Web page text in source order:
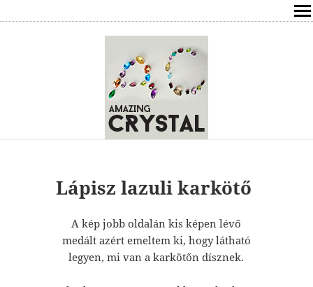
ÍRÁSOK
ÁSVÁNYOK HATÁSAI
ELÉRHETŐSÉG
FREE
Lápisz lazuli karkötő
A kép jobb oldalán kis képen lévő
medált azért emeltem ki, hogy látható
legyen, mi van a karkötőn dísznek.